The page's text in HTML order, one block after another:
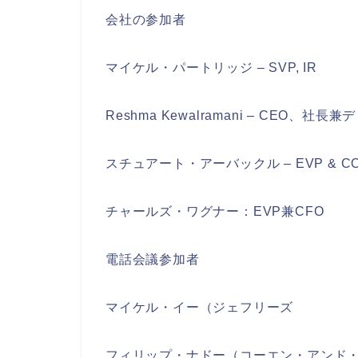
会社の参加者
マイケル・パートリッジ – SVP, IR
Reshma Kewalramani – CEO、社長兼デ
スチュアート・アーバックル – EVP &
チャールズ・ワグナー：EVP兼CFO
電話会議参加者
マイケル・イー（ジェフリーズ
フィリップ・ナドー（コーエン・アンド